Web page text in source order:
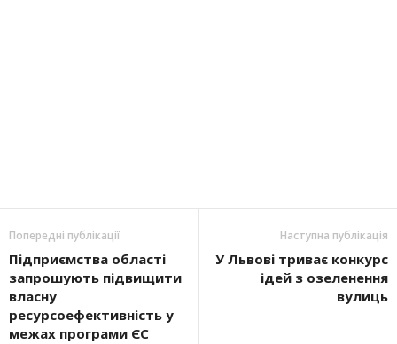
Попередні публікації
Підприємства області
запрошують підвищити
власну
ресурсоефективність у
межах програми ЄС
Наступна публікація
У Львові триває конкурс
ідей з озеленення
вулиць